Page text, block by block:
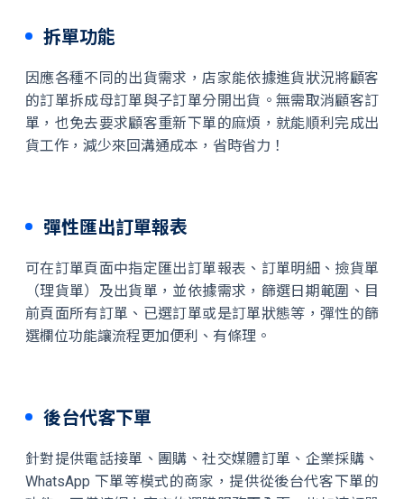
拆單功能
因應各種不同的出貨需求，店家能依據進貨狀況將顧客
的訂單拆成母訂單與子訂單分開出貨。無需取消顧客訂
單，也免去要求顧客重新下單的麻煩，就能順利完成出
貨工作，減少來回溝通成本，省時省力！
彈性匯出訂單報表
可在訂單頁面中指定匯出訂單報表、訂單明細、撿貨單
（理貨單）及出貨單，並依據需求，篩選日期範圍、目
前頁面所有訂單、已選訂單或是訂單狀態等，彈性的篩
選欄位功能讓流程更加便利、有條理。
後台代客下單
針對提供電話接單、團購、社交媒體訂單、企業採購、
WhatsApp 下單等模式的商家，提供從後台代客下單的